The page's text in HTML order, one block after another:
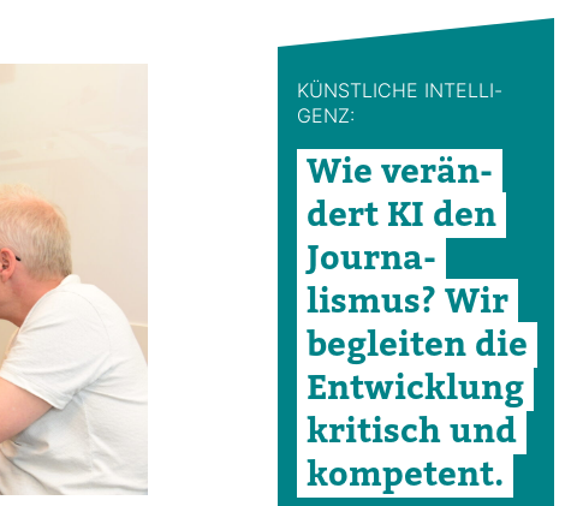
KÜNST­LICHE INTEL­LI­
GENZ:
Wie ver­än­
dert KI den
Jour­na­
lismus? Wir
begleiten die
Ent­wick­lung
kri­tisch und
kom­pe­tent.